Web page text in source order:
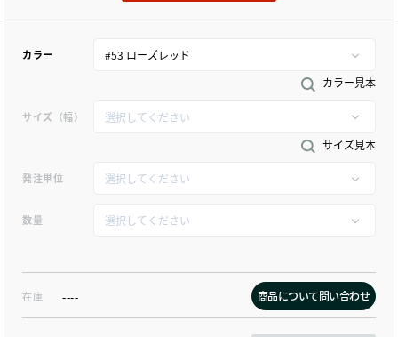
カラー
カラー見本
サイズ（幅）
サイズ見本
発注単位
数量
在庫 ---- 商品について問い合わせ